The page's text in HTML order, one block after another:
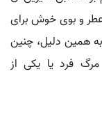
عطر و بوی خوش برای
همین دلیل، چنین
فرد یا یکی از